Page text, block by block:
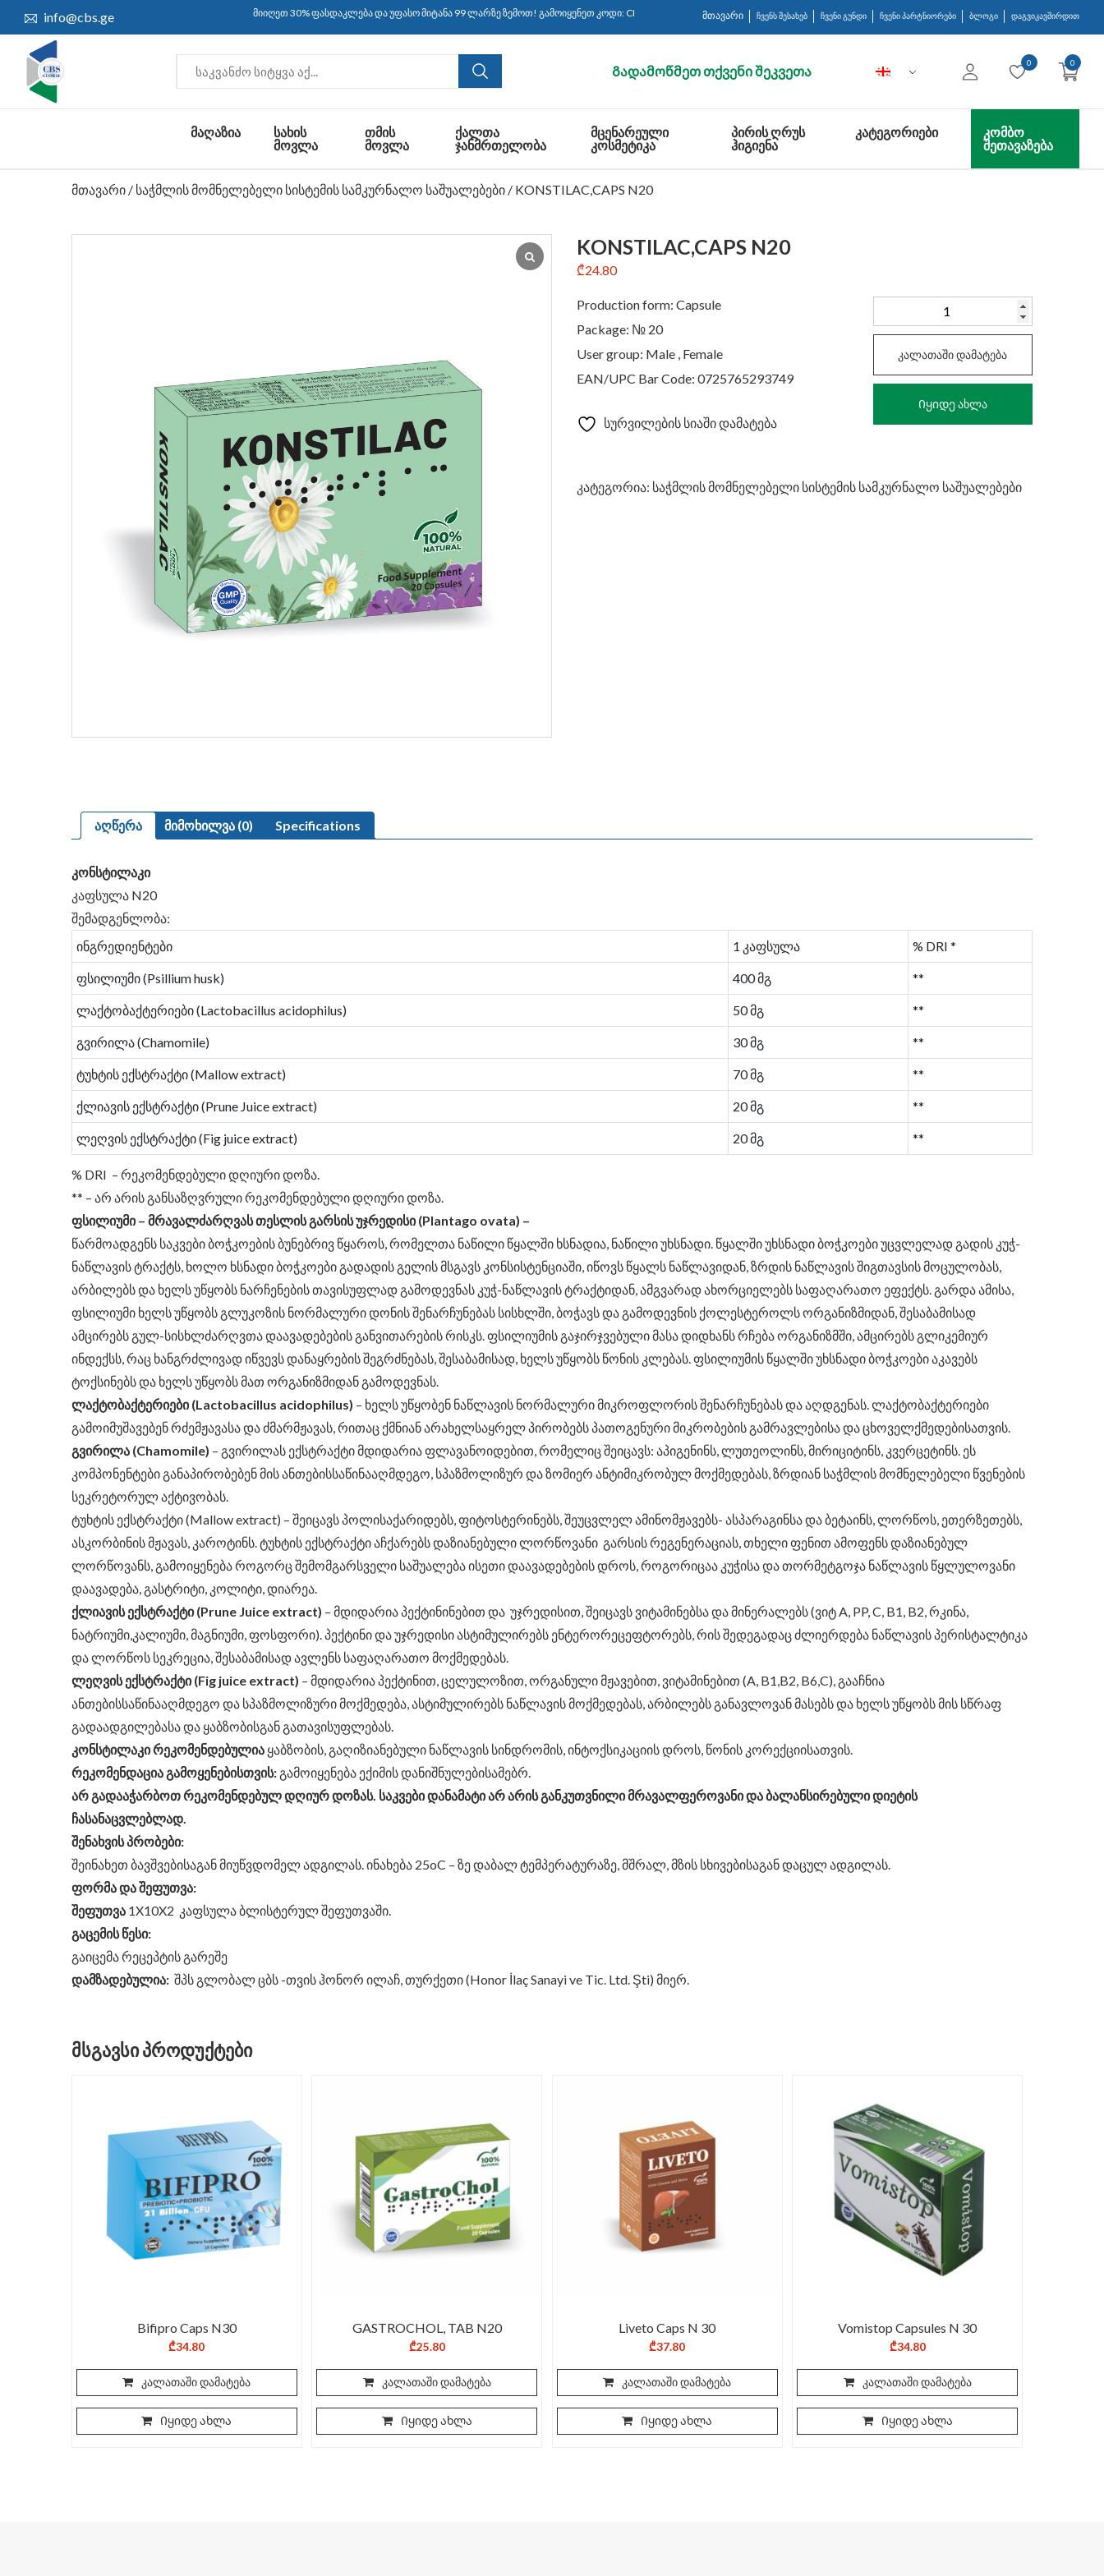
info@cbs.ge მიიღეთ 30% ფასდაკლება და უფასო მიტანა 99 ლარზე ზემოთ! გამოიყენეთ კოდი: CBS30 ყიდვისას! მთავარი ჩვენს შესახებ ჩვენი გუნდი ჩვენი პარტნიორები ბლოგი დაგვიკავშირდით
Გადამოწმეთ თქვენი შეკვეთა
0 0
ᲛᲐᲦᲐᲖᲘᲐ
ᲡᲐᲮᲘᲡ
ᲛᲝᲕᲚᲐ
ᲗᲛᲘᲡ
ᲛᲝᲕᲚᲐ
ᲥᲐᲚᲗᲐ
ᲯᲐᲜᲛᲠᲗᲔᲚᲝᲑᲐ
ᲛᲪᲔᲜᲐᲠᲔᲣᲚᲘ
ᲙᲝᲡᲛᲔᲢᲘᲙᲐ
ᲞᲘᲠᲘᲡ ᲦᲠᲣᲡ
ᲰᲘᲒᲘᲔᲜᲐ
ᲙᲐᲢᲔᲒᲝᲠᲘᲔᲑᲘ
ᲙᲝᲛᲑᲝ
ᲨᲔᲗᲐᲕᲐᲖᲔᲑᲐ
მთავარი / საჭმლის მომნელებელი სისტემის სამკურნალო საშუალებები / KONSTILAC,CAPS N20
KONSTILAC,CAPS N20
₾24.80
Production form: Capsule
Package: № 20
User group: Male , Female
EAN/UPC Bar Code: 0725765293749
რაოდენობა:
KONSTILAC,CAPS
კალათაში დამატება
Იყიდე ახლა
სურვილების სიაში დამატება
კატეგორია: საჭმლის მომნელებელი სისტემის სამკურნალო საშუალებები
აღწერა მიმოხილვა (0) Specifications
კონსტილაკი
კაფსულა N20
შემადგენლობა:
ინგრედიენტები
1 კაფსულა % DRI *
ფსილიუმი (Psillium husk) 400 მგ **
ლაქტობაქტერიები (Lactobacillus acidophilus) 50 მგ **
გვირილა (Chamomile) 30 მგ **
ტუხტის ექსტრაქტი (Mallow extract) 70 მგ **
ქლიავის ექსტრაქტი (Prune Juice extract) 20 მგ **
ლეღვის ექსტრაქტი (Fig juice extract) 20 მგ **
% DRI – რეკომენდებული დღიური დოზა.
** – არ არის განსაზღვრული რეკომენდებული დღიური დოზა.
ფსილიუმი – მრავალძარღვას თესლის გარსის უჯრედისი (Plantago ovata) –
წარმოადგენს საკვები ბოჭკოების ბუნებრივ წყაროს, რომელთა ნაწილი წყალში ხსნადია, ნაწილი უხსნადი. წყალში უხსნადი ბოჭკოები უცვლელად გადის კუჭ-
ნაწლავის ტრაქტს, ხოლო ხსნადი ბოჭკოები გადადის გელის მსგავს კონსისტენციაში, იწოვს წყალს ნაწლავიდან, ზრდის ნაწლავის შიგთავსის მოცულობას,
არბილებს და ხელს უწყობს ნარჩენების თავისუფლად გამოდევნას კუჭ-ნაწლავის ტრაქტიდან, ამგვარად ახორციელებს საფაღარათო ეფექტს. გარდა ამისა,
ფსილიუმი ხელს უწყობს გლუკოზის ნორმალური დონის შენარჩუნებას სისხლში, ბოჭავს და გამოდევნის ქოლესტეროლს ორგანიზმიდან, შესაბამისად
ამცირებს გულ-სისხლძარღვთა დაავადებების განვითარების რისკს. ფსილიუმის გაჯირჯვებული მასა დიდხანს რჩება ორგანიზმში, ამცირებს გლიკემიურ
ინდექსს, რაც ხანგრძლივად იწვევს დანაყრების შეგრძნებას, შესაბამისად, ხელს უწყობს წონის კლებას. ფსილიუმის წყალში უხსნადი ბოჭკოები აკავებს
ტოქსინებს და ხელს უწყობს მათ ორგანიზმიდან გამოდევნას.
ლაქტობაქტერიები (Lactobacillus acidophilus) – ხელს უწყობენ ნაწლავის ნორმალური მიკროფლორის შენარჩუნებას და აღდგენას. ლაქტობაქტერიები
გამოიმუშავებენ რძემჟავასა და ძმარმჟავას, რითაც ქმნიან არახელსაყრელ პირობებს პათოგენური მიკრობების გამრავლებისა და ცხოველქმედებისათვის.
გვირილა (Chamomile) – გვირილას ექსტრაქტი მდიდარია ფლავანოიდებით, რომელიც შეიცავს: აპიგენინს, ლუთეოლინს, მირიციტინს, კვერცეტინს. ეს
კომპონენტები განაპირობებენ მის ანთებისსაწინააღმდეგო, სპაზმოლიზურ და ზომიერ ანტიმიკრობულ მოქმედებას, ზრდიან საჭმლის მომნელებელი წვენების
სეკრეტორულ აქტივობას.
ტუხტის ექსტრაქტი (Mallow extract) – შეიცავს პოლისაქარიდებს, ფიტოსტერინებს, შეუცვლელ ამინომჟავებს- ასპარაგინსა და ბეტაინს, ლორწოს, ეთერზეთებს,
ასკორბინის მჟავას, კაროტინს. ტუხტის ექსტრაქტი აჩქარებს დაზიანებული ლორწოვანი გარსის რეგენერაციას, თხელი ფენით ამოფენს დაზიანებულ
ლორწოვანს, გამოიყენება როგორც შემომგარსველი საშუალება ისეთი დაავადებების დროს, როგორიცაა კუჭისა და თორმეტგოჯა ნაწლავის წყლულოვანი
დაავადება, გასტრიტი, კოლიტი, დიარეა.
ქლიავის ექსტრაქტი (Prune Juice extract) – მდიდარია პექტინინებით და უჯრედისით, შეიცავს ვიტამინებსა და მინერალებს (ვიტ A, PP, C, B1, B2, რკინა,
ნატრიუმი,კალიუმი, მაგნიუმი, ფოსფორი). პექტინი და უჯრედისი ასტიმულირებს ენტერორეცეფტორებს, რის შედეგადაც ძლიერდება ნაწლავის პერისტალტიკა
და ლორწოს სეკრეცია, შესაბამისად ავლენს საფაღარათო მოქმედებას.
ლეღვის ექსტრაქტი (Fig juice extract) – მდიდარია პექტინით, ცელულოზით, ორგანული მჟავებით, ვიტამინებით (A, B1,B2, B6,C), გააჩნია
ანთებისსაწინააღმდეგო და სპაზმოლიზური მოქმედება, ასტიმულირებს ნაწლავის მოქმედებას, არბილებს განავლოვან მასებს და ხელს უწყობს მის სწრაფ
გადაადგილებასა და ყაბზობისგან გათავისუფლებას.
კონსტილაკი რეკომენდებულია ყაბზობის, გაღიზიანებული ნაწლავის სინდრომის, ინტოქსიკაციის დროს, წონის კორექციისათვის.
რეკომენდაცია გამოყენებისთვის:გამოიყენება ექიმის დანიშნულებისამებრ.
არ გადააჭარბოთ რეკომენდებულ დღიურ დოზას. საკვები დანამატი არ არის განკუთვნილი მრავალფეროვანი და ბალანსირებული დიეტის
ჩასანაცვლებლად.
შენახვის პრობები:
შეინახეთ ბავშვებისაგან მიუწვდომელ ადგილას. ინახება 25oC – ზე დაბალ ტემპერატურაზე, მშრალ, მზის სხივებისაგან დაცულ ადგილას.
ფორმა და შეფუთვა:
შეფუთვა 1X10X2 კაფსულა ბლისტერულ შეფუთვაში.
გაცემის წესი:
გაიცემა რეცეპტის გარეშე
დამზადებულია: შპს გლობალ ცბს -თვის ჰონორ ილაჩ, თურქეთი (Honor İlaç Sanayi ve Tic. Ltd. Şti) მიერ.
ᲛᲡᲒᲐᲕᲡᲘ ᲞᲠᲝᲓᲣᲥᲢᲔᲑᲘ
Bifipro Caps N30
₾34.80
კალათაში დამატება
Იყიდე ახლა
GASTROCHOL, TAB N20
₾25.80
კალათაში დამატება
Იყიდე ახლა
Liveto Caps N 30
₾37.80
კალათაში დამატება
Იყიდე ახლა
Vomistop Capsules N 30
₾34.80
კალათაში დამატება
Იყიდე ახლა